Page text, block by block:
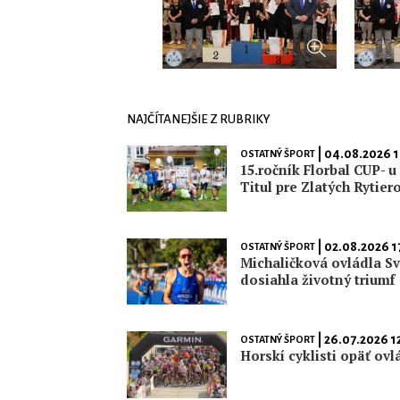
NAJČÍTANEJŠIE Z RUBRIKY
OSTATNÝ ŠPORT| 04.08.2026
15.ročník Florbal CUP-
Titul pre Zlatých
OSTATNÝ ŠPORT| 02.08.2026
Michaličková ovládla
dosiahla životný triumf
OSTATNÝ ŠPORT| 26.07.2026
Horskí cyklisti opäť